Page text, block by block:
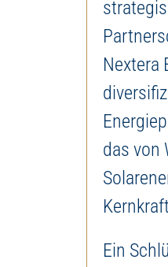
Nextera
das von
Ein